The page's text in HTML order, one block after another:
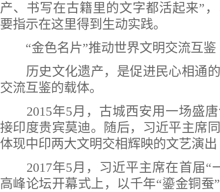
产、书写在古籍里的文字都活起来”
要指示在这里得到生动实践。
“金色名片”推动世界文明交流互鉴
历史文化遗产，是促进民心相通的
交流互鉴的载体。
2015年5月，古城西安用一场盛唐
接印度贵宾莫迪。随后，习近平主席
体现中印两大文明交相辉映的文艺演
2017年5月，习近平主席在首届“
高峰论坛开幕式上，以千年“鎏金铜蚕